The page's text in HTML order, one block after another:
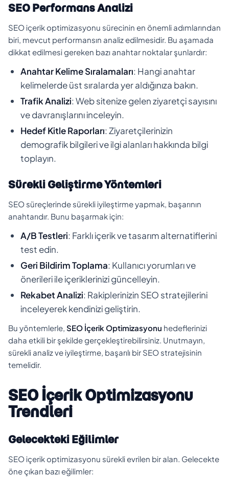
SEO Performans Analizi
SEO içerik optimizasyonu sürecinin en önemli adımlarından
biri, mevcut performansın analiz edilmesidir. Bu aşamada
dikkat edilmesi gereken bazı anahtar noktalar şunlardır:
Anahtar Kelime Sıralamaları: Hangi anahtar
kelimelerde üst sıralarda yer aldığınıza bakın.
Trafik Analizi: Web sitenize gelen ziyaretçi sayısını
ve davranışlarını inceleyin.
Hedef Kitle Raporları: Ziyaretçilerinizin
demografik bilgileri ve ilgi alanları hakkında bilgi
toplayın.
Sürekli Geliştirme Yöntemleri
SEO süreçlerinde sürekli iyileştirme yapmak, başarının
anahtarıdır. Bunu başarmak için:
A/B Testleri: Farklı içerik ve tasarım alternatiflerini
test edin.
Geri Bildirim Toplama: Kullanıcı yorumları ve
önerileri ile içeriklerinizi güncelleyin.
Rekabet Analizi: Rakiplerinizin SEO stratejilerini
inceleyerek kendinizi geliştirin.
Bu yöntemlerle, SEO İçerik Optimizasyonu hedeflerinizi
daha etkili bir şekilde gerçekleştirebilirsiniz. Unutmayın,
sürekli analiz ve iyileştirme, başarılı bir SEO stratejisinin
temelidir.
SEO İçerik Optimizasyonu
Trendleri
Gelecekteki Eğilimler
SEO içerik optimizasyonu sürekli evrilen bir alan. Gelecekte
öne çıkan bazı eğilimler: